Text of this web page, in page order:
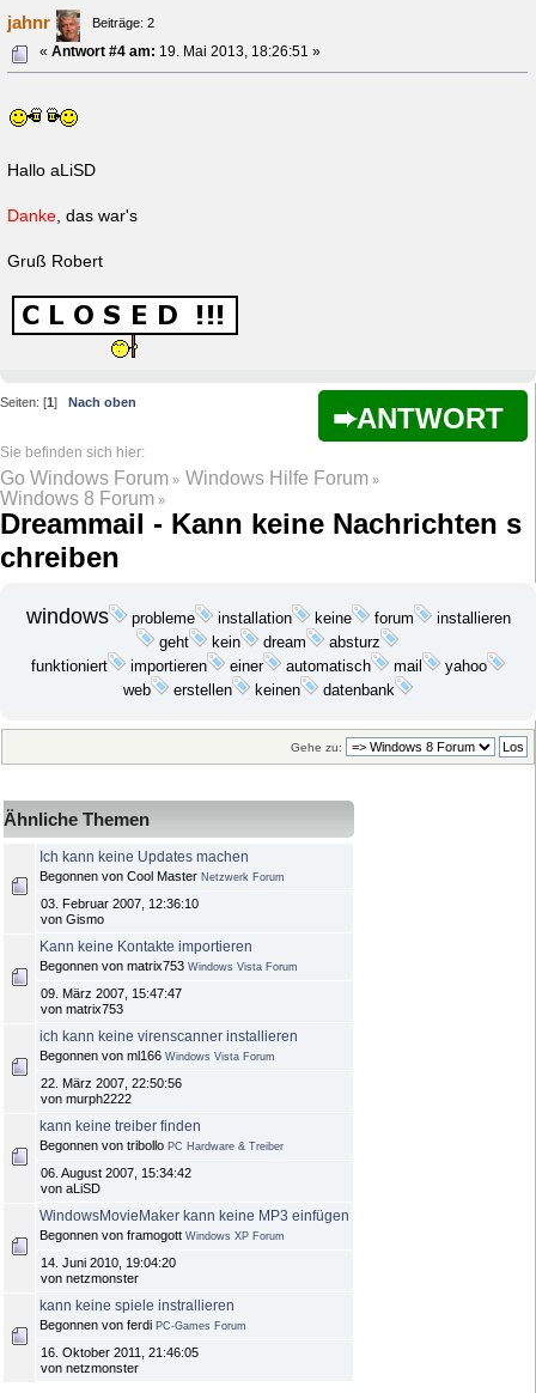
jahnr
Beiträge: 2
«Antwort #4 am: 19. Mai 2013, 18:26:51 »
Hallo aLiSD
Danke, das war's
Gruß Robert
ANTWORT
Seiten: [1] Nach oben
Go Windows Forum » Windows Hilfe Forum »
Windows 8 Forum »
Dreammail - Kann keine Nachrichten s
chreiben
windows probleme installation keine forum
installieren
geht
kein dream absturz
funktioniert importieren einer automatisch mail yahoo
web erstellen keinen datenbank
Gehe zu:
Ähnliche Themen
Ich kann keine Updates machen
Begonnen von Cool Master Netzwerk Forum
03. Februar 2007, 12:36:10
von Gismo
Kann keine Kontakte importieren
Begonnen von matrix753 Windows Vista Forum
09. März 2007, 15:47:47
von matrix753
ich kann keine virenscanner installieren
Begonnen von ml166 Windows Vista Forum
22. März 2007, 22:50:56
von murph2222
kann keine treiber finden
Begonnen von tribollo PC Hardware & Treiber
06. August 2007, 15:34:42
von aLiSD
WindowsMovieMaker kann keine MP3 einfügen
Begonnen von framogott Windows XP Forum
14. Juni 2010, 19:04:20
von netzmonster
kann keine spiele instrallieren
Begonnen von ferdi PC-Games Forum
16. Oktober 2011, 21:46:05
von netzmonster